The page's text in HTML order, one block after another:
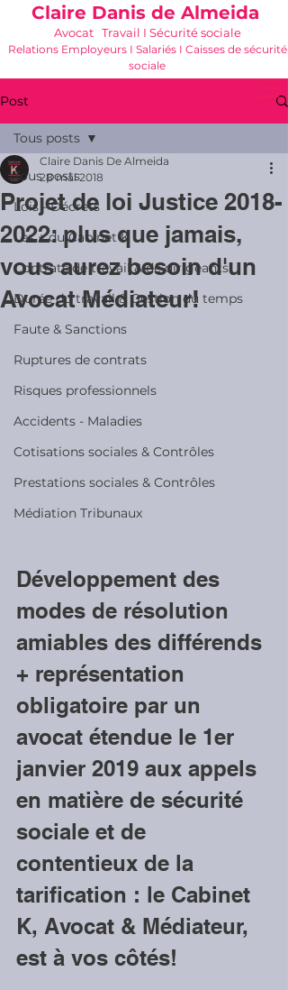
Claire Danis de Almeida
Avocat Travail I Sécurité sociale
Relations Employeurs I Salariés I Caisses de sécurité
sociale
Post
Tous posts
Lois - Décrets
Les + du Cabinet K
Contrats de travail & de dirigeants
Durée du travail & Gestion du temps
Faute & Sanctions
Ruptures de contrats
Risques professionnels
Accidents - Maladies
Cotisations sociales & Contrôles
Prestations sociales & Contrôles
Médiation Tribunaux
Tous posts
Projet de loi Justice 2018-
2022: plus que jamais,
vous aurez besoin d'un
Avocat Médiateur!
Claire Danis De Almeida
28 mai 2018
Développement des
modes de résolution
amiables des différends
+ représentation
obligatoire par un
avocat étendue le 1er
janvier 2019 aux appels
en matière de sécurité
sociale et de
contentieux de la
tarification : le Cabinet
K, Avocat & Médiateur,
est à vos côtés!